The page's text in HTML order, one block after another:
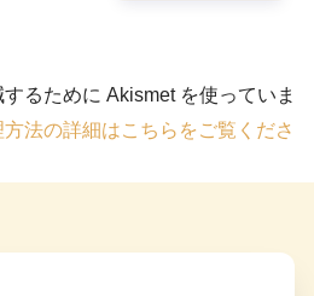
るために Akismet を使っていま
法の詳細はこちらをご覧くださ